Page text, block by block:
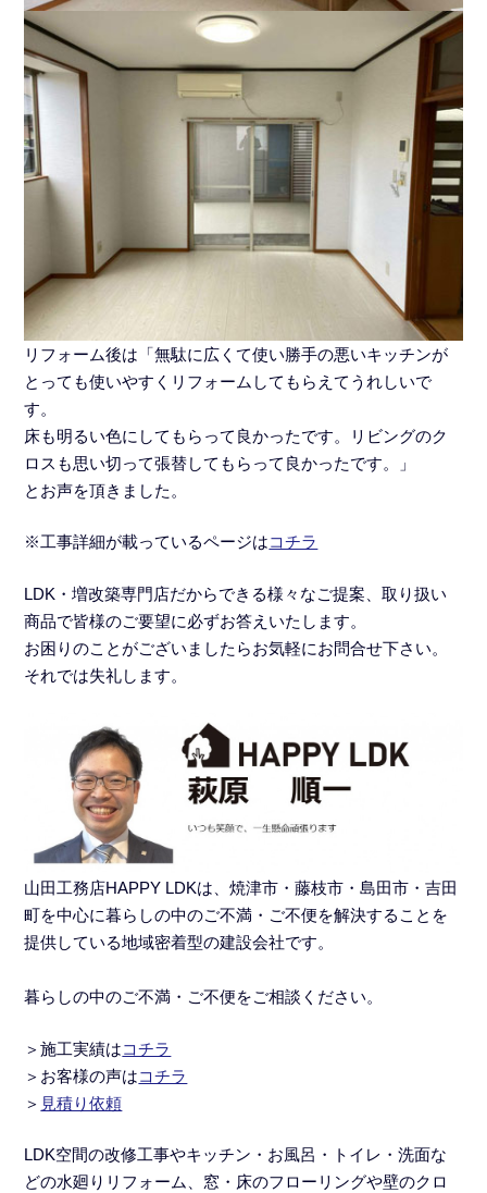
リフォーム後は「無駄に広くて使い勝手の悪いキッチンが
とっても使いやすくリフォームしてもらえてうれしいで
す。
床も明るい色にしてもらって良かったです。リビングのク
ロスも思い切って張替してもらって良かったです。」
とお声を頂きました。
※工事詳細が載っているページはコチラ
LDK・増改築専門店だからできる様々なご提案、取り扱い
商品で皆様のご要望に必ずお答えいたします。
お困りのことがございましたらお気軽にお問合せ下さい。
それでは失礼します。
山田工務店HAPPY LDKは、焼津市・藤枝市・島田市・吉田
町を中心に暮らしの中のご不満・ご不便を解決することを
提供している地域密着型の建設会社です。
暮らしの中のご不満・ご不便をご相談ください。
＞施工実績はコチラ
＞ お客様の声はコチラ
＞ 見積り依頼
LDK空間の改修工事やキッチン・お風呂・トイレ・洗面な
どの水廻りリフォーム
、窓・床のフローリングや壁のクロ